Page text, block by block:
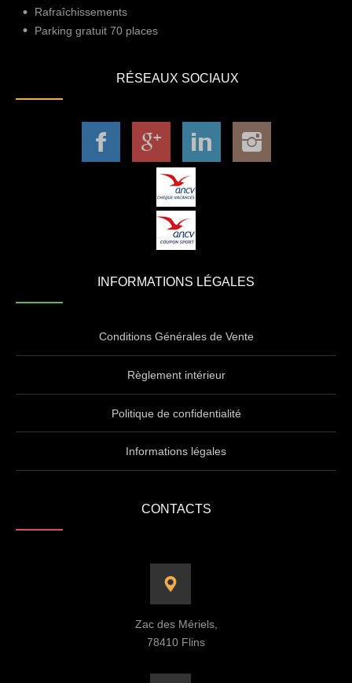
Rafraîchissements
Parking gratuit 70 places
RÉSEAUX SOCIAUX
INFORMATIONS LÉGALES
Conditions Générales de Vente
Règlement intérieur
Politique de confidentialité
Informations légales
CONTACTS
Zac des Mériels,
78410 Flins